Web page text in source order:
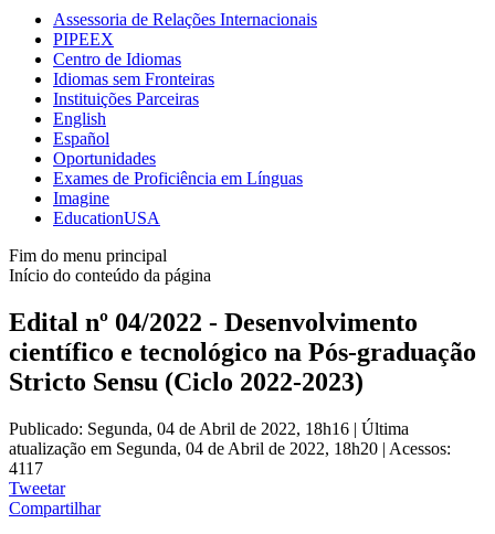
Assessoria de Relações Internacionais
PIPEEX
Centro de Idiomas
Idiomas sem Fronteiras
Instituições Parceiras
English
Español
Oportunidades
Exames de Proficiência em Línguas
Imagine
EducationUSA
Fim do menu principal
Início do conteúdo da página
Edital nº 04/2022 - Desenvolvimento
científico e tecnológico na Pós-graduação
Stricto Sensu (Ciclo 2022-2023)
Publicado: Segunda, 04 de Abril de 2022, 18h16 | Última
atualização em Segunda, 04 de Abril de 2022, 18h20 | Acessos:
4117
Tweetar
Compartilhar